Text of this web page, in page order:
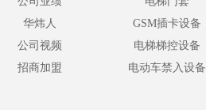
华炜人
公司视频
招商加盟
GSM插卡设备
电梯梯控设备
电动车禁入设备